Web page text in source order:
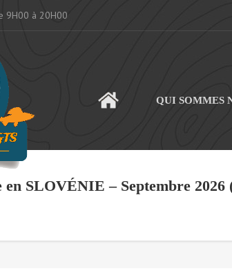
9H00 à 20H00
QUI SOMMES
en SLOVÉNIE – Septembre 2026